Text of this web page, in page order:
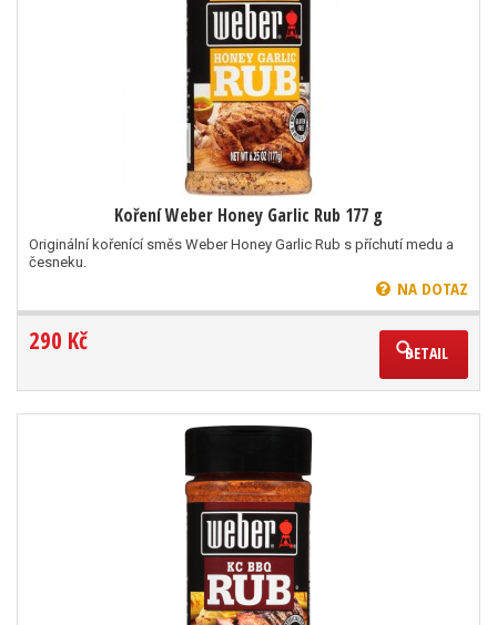
Koření Weber Honey Garlic Rub 177 g
Originální kořenící směs Weber Honey Garlic Rub s příchutí medu a
česneku.
NA DOTAZ
290 Kč DETAIL